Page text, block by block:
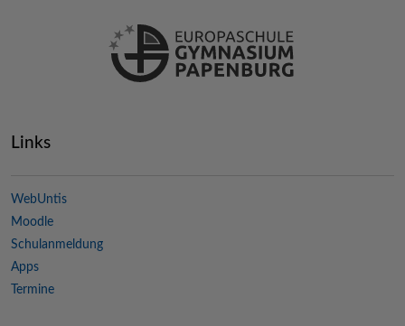
Links
WebUntis
Moodle
Schulanmeldung
Apps
Termine